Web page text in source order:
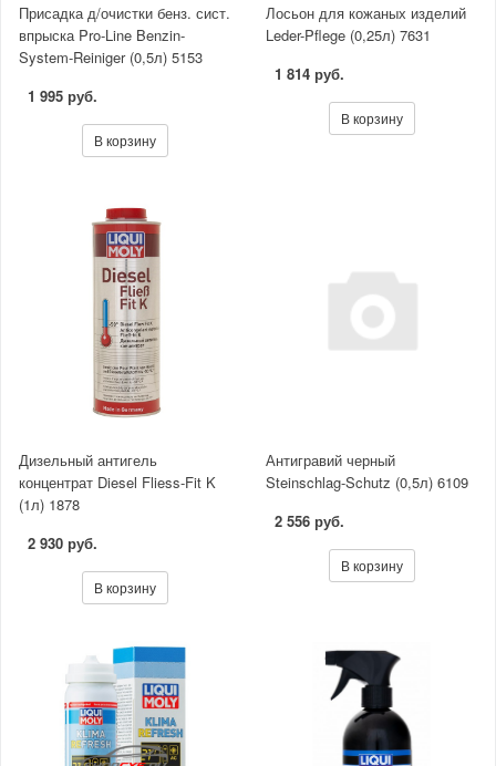
Присадка д/очистки бенз. сист.
впрыска Pro-Line Benzin-
System-Reiniger (0,5л) 5153
1 995 руб.
В корзину
Лосьон для кожаных изделий
Leder-Pflege (0,25л) 7631
1 814 руб.
В корзину
Дизельный антигель
концентрат Diesel Fliess-Fit K
(1л) 1878
2 930 руб.
В корзину
Антигравий черный
Steinschlag-Schutz (0,5л) 6109
2 556 руб.
В корзину